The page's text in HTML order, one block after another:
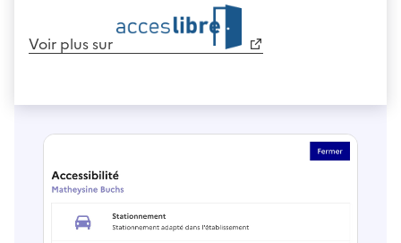
Voir plus sur